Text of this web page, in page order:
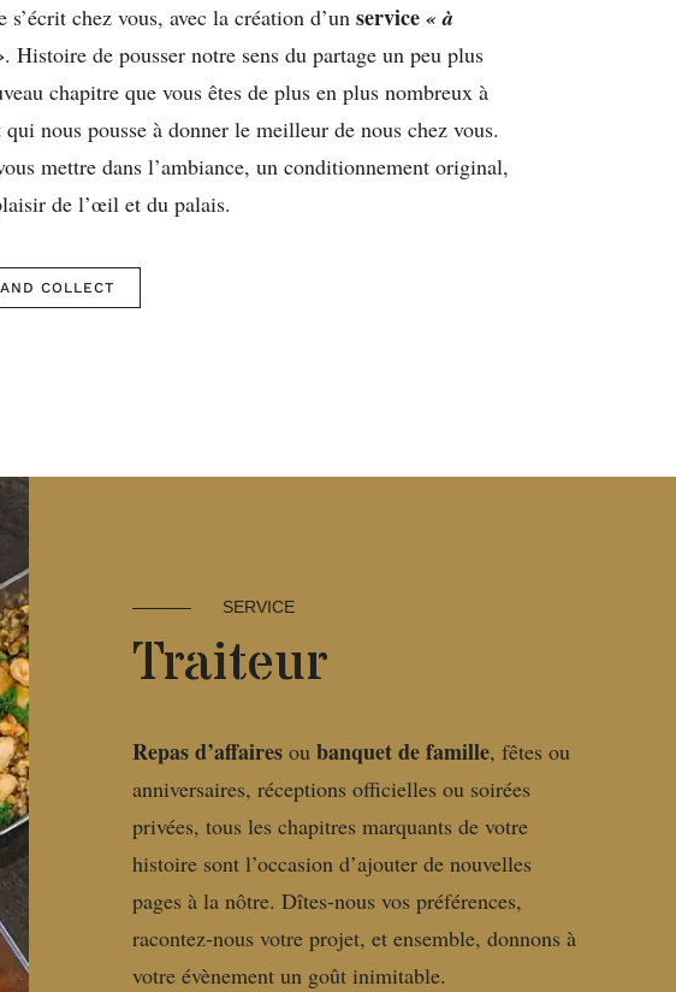
s’écrit chez vous, avec la création d’un service « à
. Histoire de pousser notre sens du partage un peu plus
chapitre que vous êtes de plus en plus nombreux à
nous pousse à donner le meilleur de nous chez vous.
mettre dans l’ambiance, un conditionnement original,
de l’œil et du palais.
COLLECT
SERVICE
Traiteur
Repas d’affaires oubanquet de famille, fêtes ou
anniversaires, réceptions officielles ou soirées
privées, tous les chapitres marquants de votre
histoire sont l’occasion d’ajouter de nouvelles
pages à la nôtre. Dîtes-nous vos préférences,
racontez-nous votre projet, et ensemble, donnons à
votre évènement un goût inimitable.